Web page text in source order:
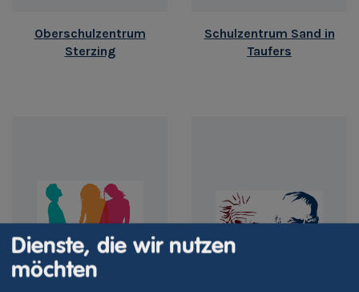
Oberschulzentrum
Sterzing
Schulzentrum Sand in
Taufers
Dienste, die wir nutzen
möchten